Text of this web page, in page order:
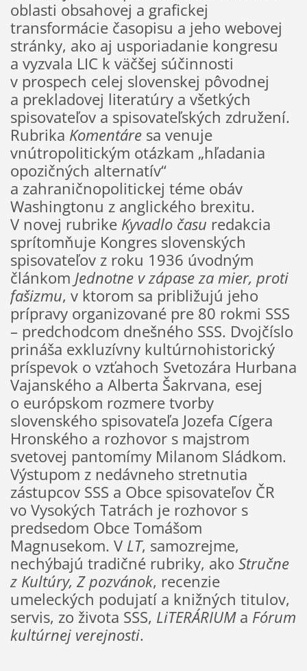
oblasti obsahovej a grafickej
transformácie časopisu a jeho webovej
stránky, ako aj usporiadanie kongresu
a vyzvala LIC k väčšej súčinnosti
v prospech celej slovenskej pôvodnej
a prekladovej literatúry a všetkých
spisovateľov a spisovateľských združení.
Rubrika Komentáresa venuje
vnútropolitickým otázkam „hľadania
opozičných alternatív“
a zahraničnopolitickej téme obáv
Washingtonu z anglického brexitu.
V novej rubrike Kyvadlo času redakcia
sprítomňuje Kongres slovenských
spisovateľov z roku 1936 úvodným
článkom Jednotne v zápase za mier, proti
fašizmu, v ktorom sa približujú jeho
prípravy organizované pre 80 rokmi SSS
– predchodcom dnešného SSS. Dvojčíslo
prináša exkluzívny kultúrnohistorický
príspevok o vzťahoch Svetozára Hurbana
Vajanského a Alberta Šakrvana, esej
o európskom rozmere tvorby
slovenského spisovateľa Jozefa Cígera
Hronského a rozhovor s majstrom
svetovej pantomímy Milanom Sládkom.
Výstupom z nedávneho stretnutia
zástupcov SSS a Obce spisovateľov ČR
vo Vysokých Tatrách je rozhovor s
predsedom Obce Tomášom
Magnusekom. V LT, samozrejme,
nechýbajú tradičné rubriky, ako Stručne
z Kultúry, Z pozvánok, recenzie
umeleckých podujatí a knižných titulov,
servis, zo života SSS, LiTERÁRIUMa Fórum
kultúrnej verejnosti.